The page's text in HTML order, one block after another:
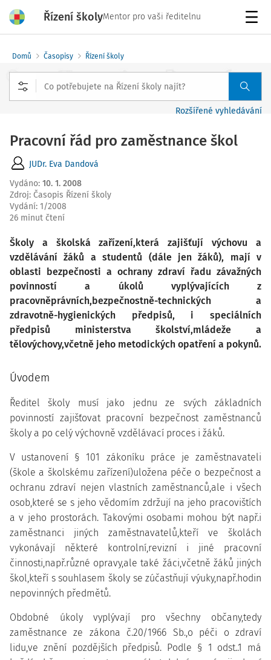
Řízení školyMentor pro vaši ředitelnu
Domů Časopisy Řízení školy
Rozšířené vyhledávání
Pracovní řád pro zaměstnance škol
JUDr. Eva Dandová
Vydáno: 10. 1. 2008
Zdroj: Časopis Řízení školy
Vydání: 1/2008
26 minut čtení
Školy a školská zařízení,která zajišťují výchovu a
vzdělávání žáků a studentů (dále jen žáků), mají v
oblasti bezpečnosti a ochrany zdraví řadu závažných
povinností a úkolů vyplývajících z
pracovněprávních,bezpečnostně-technických a
zdravotně-hygienických předpisů, i speciálních
předpisů ministerstva školství,mládeže a
tělovýchovy,včetně jeho metodických opatření a pokynů.
Úvodem
Ředitel školy musí jako jednu ze svých základních
povinností zajišťovat pracovní bezpečnost zaměstnanců
školy a po celý výchovně vzdělávací proces i žáků.
V ustanovení § 101 zákoníku práce je zaměstnavateli
(škole a školskému zařízení)uložena péče o bezpečnost a
ochranu zdraví nejen vlastních zaměstnanců,ale i všech
osob,které se s jeho vědomím zdržují na jeho pracovištích
a v jeho prostorách. Takovými osobami mohou být např.i
zaměstnanci jiných zaměstnavatelů,kteří ve školách
vykonávají některé kontrolní,revizní i jiné pracovní
činnosti,např.různé opravy,ale také žáci,včetně žáků jiných
škol,kteří s souhlasem školy se zúčastňují výuky,např.hodin
nepovinných předmětů.
Obdobné úkoly vyplývají pro všechny občany,tedy
zaměstnance ze zákona č.20/1966 Sb.,o péči o zdraví
lidu,ve znění pozdějších předpisů. Podle § 1 odst..1 má